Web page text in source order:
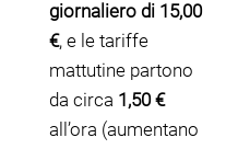
giornaliero di 15,00
€, e le tariffe
mattutine partono
da circa 1,50 €
all’ora (aumentano